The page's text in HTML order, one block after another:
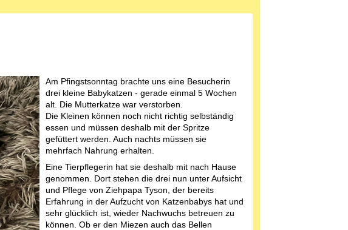
Am Pfingstsonntag brachte uns eine Besucherin
drei kleine Babykatzen - gerade einmal 5 Wochen
alt. Die Mutterkatze war verstorben.
Die Kleinen können noch nicht richtig selbständig
essen und müssen deshalb mit der Spritze
gefüttert werden. Auch nachts müssen sie
mehrfach Nahrung erhalten.
Eine Tierpflegerin hat sie deshalb mit nach Hause
genommen. Dort stehen die drei nun unter Aufsicht
und Pflege von Ziehpapa Tyson, der bereits
Erfahrung in der Aufzucht von Katzenbabys hat und
sehr glücklich ist, wieder Nachwuchs betreuen zu
können. Ob er den Miezen auch das Bellen